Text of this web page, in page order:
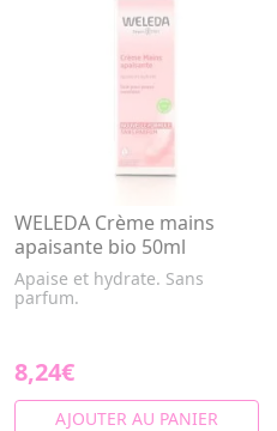
WELEDA Crème mains
apaisante bio 50ml
Apaise et hydrate. Sans
parfum.
8,24€
AJOUTER AU PANIER